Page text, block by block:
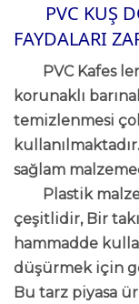
PVC KUŞ
FAYDALARI
PVC Kafes
korunaklı
temizlenmesi
sağlam
Plastik
çeşitlidir, Bir
hammadde
düşürmek için
Bu tarz piyasa